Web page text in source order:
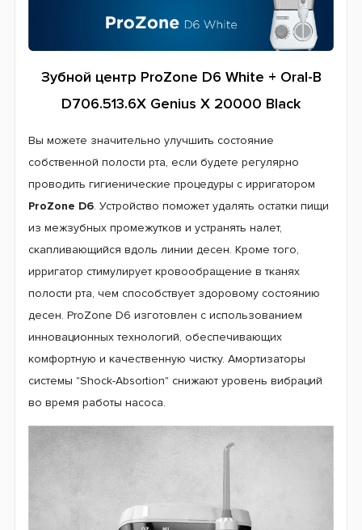
Зубной центр ProZone D6 White + Oral-B
D706.513.6X Genius X 20000 Black
Вы можете значительно улучшить состояние
собственной полости рта, если будете регулярно
проводить гигиенические процедуры с ирригатором
ProZone D6. Устройство поможет удалять остатки пищи
из межзубных промежутков и устранять налет,
скапливающийся вдоль линии десен. Кроме того,
ирригатор стимулирует кровообращение в тканях
полости рта, чем способствует здоровому состоянию
десен. ProZone D6 изготовлен с использованием
инновационных технологий, обеспечивающих
комфортную и качественную чистку. Амортизаторы
системы "Shock-Absortion" снижают уровень вибраций
во время работы насоса.